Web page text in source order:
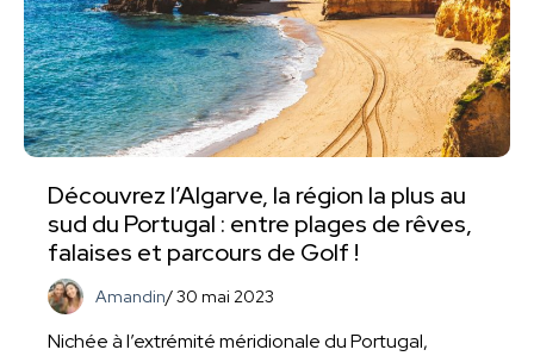
Découvrez l’Algarve, la région la plus au
sud du Portugal : entre plages de rêves,
falaises et parcours de Golf !
Amandin/30 mai 2023
Nichée à l’extrémité méridionale du Portugal,